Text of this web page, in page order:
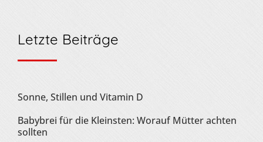
Letzte Beiträge
Sonne, Stillen und Vitamin D
Babybrei für die Kleinsten: Worauf Mütter achten
sollten